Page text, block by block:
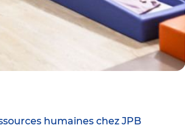
humaines chez JPB